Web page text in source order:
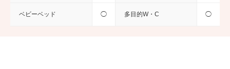
ベビーベッド ◯ 多目的W・C ◯